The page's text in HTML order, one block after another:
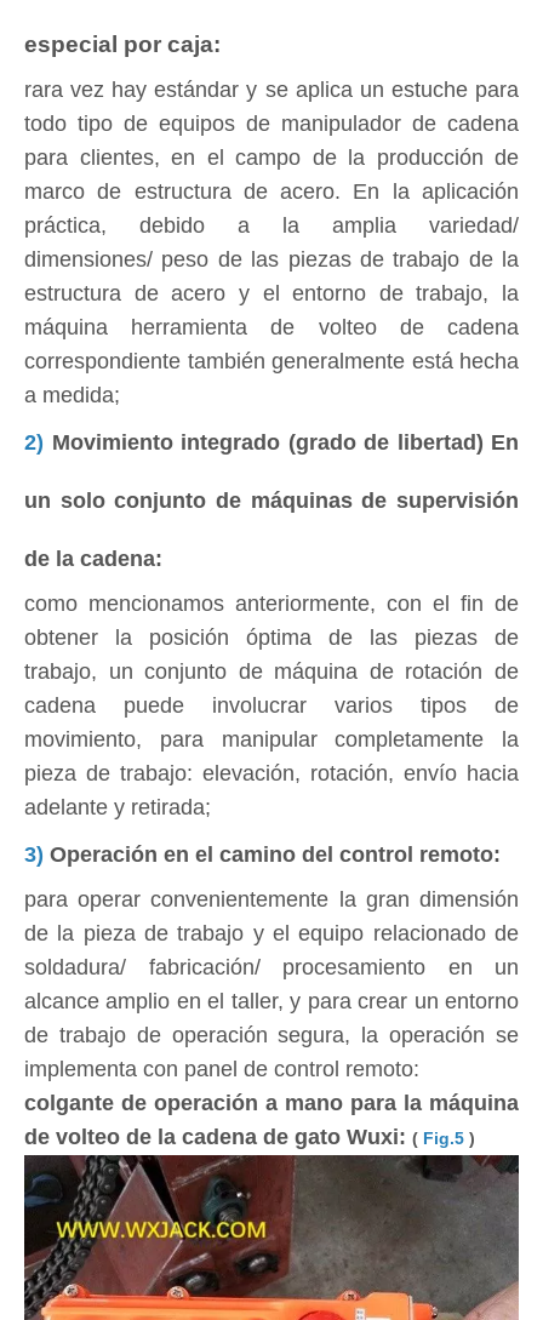
especial por caja:
rara vez hay estándar y se aplica un estuche para
todo tipo de equipos de manipulador de cadena
para clientes, en el campo de la producción de
marco de estructura de acero. En la aplicación
práctica, debido a la amplia variedad/
dimensiones/ peso de las piezas de trabajo de la
estructura de acero y el entorno de trabajo, la
máquina herramienta de volteo de cadena
correspondiente también generalmente está hecha
a medida;
2) Movimiento integrado (grado de libertad) En
un solo conjunto de máquinas de supervisión
de la cadena:
como mencionamos anteriormente, con el fin de
obtener la posición óptima de las piezas de
trabajo, un conjunto de máquina de rotación de
cadena puede involucrar varios tipos de
movimiento, para manipular completamente la
pieza de trabajo: elevación, rotación, envío hacia
adelante y retirada;
3) Operación en el camino del control remoto:
para operar convenientemente la gran dimensión
de la pieza de trabajo y el equipo relacionado de
soldadura/ fabricación/ procesamiento en un
alcance amplio en el taller, y para crear un entorno
de trabajo de operación segura, la operación se
implementa con panel de control remoto:
colgante de operación a mano para la máquina
de volteo de la cadena de gato Wuxi: ( Fig.5 )